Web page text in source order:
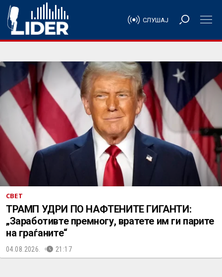
СЛУШАЈ
СВЕТ
ТРАМП УДРИ ПО НАФТЕНИТЕ ГИГАНТИ:
„Заработивте премногу, вратете им ги парите
на граѓаните“
04.08.2026. 21:17